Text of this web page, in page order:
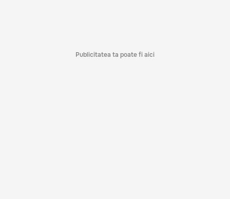
Publicitatea ta poate fi aici